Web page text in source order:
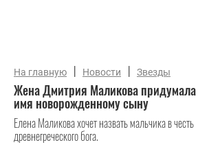
На главную | Новости | Звезды
Жена Дмитрия Маликова придумала
имя новорожденному сыну
Елена Маликова хочет назвать мальчика в честь
древнегреческого бога.